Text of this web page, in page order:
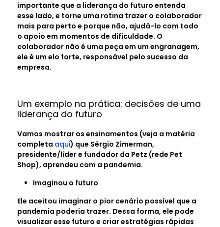
importante que a liderança do futuro entenda
esse lado, e torne uma rotina trazer o colaborador
mais para perto e porque não, ajudá-lo com todo
o apoio em momentos de dificuldade. O
colaborador não é uma peça em um engranagem,
ele é um elo forte, responsável pelo sucesso da
empresa.
Um exemplo na prática: decisões de uma
liderança do futuro
Vamos mostrar os ensinamentos (veja a matéria
completa aqui) que Sérgio Zimerman,
presidente/líder e fundador da Petz (rede Pet
Shop), aprendeu com a pandemia.
Imaginou o futuro
Ele aceitou imaginar o pior cenário possível que a
pandemia poderia trazer. Dessa forma, ele pode
visualizar esse futuro e criar estratégias rápidas